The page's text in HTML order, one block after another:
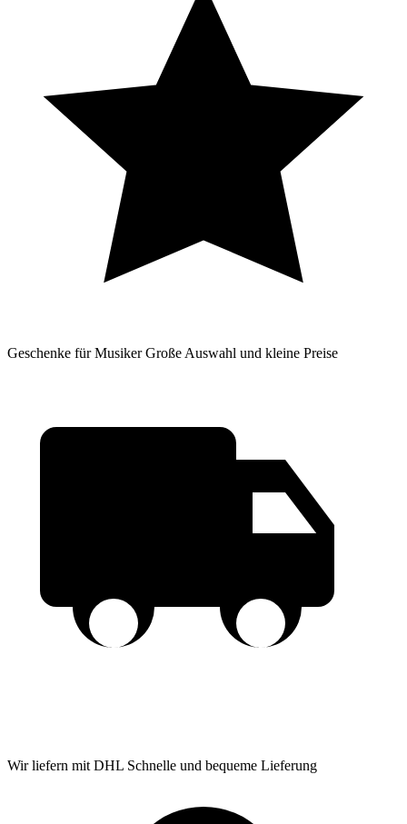
Geschenke für Musiker Große Auswahl und kleine Preise
Wir liefern mit DHL Schnelle und bequeme Lieferung